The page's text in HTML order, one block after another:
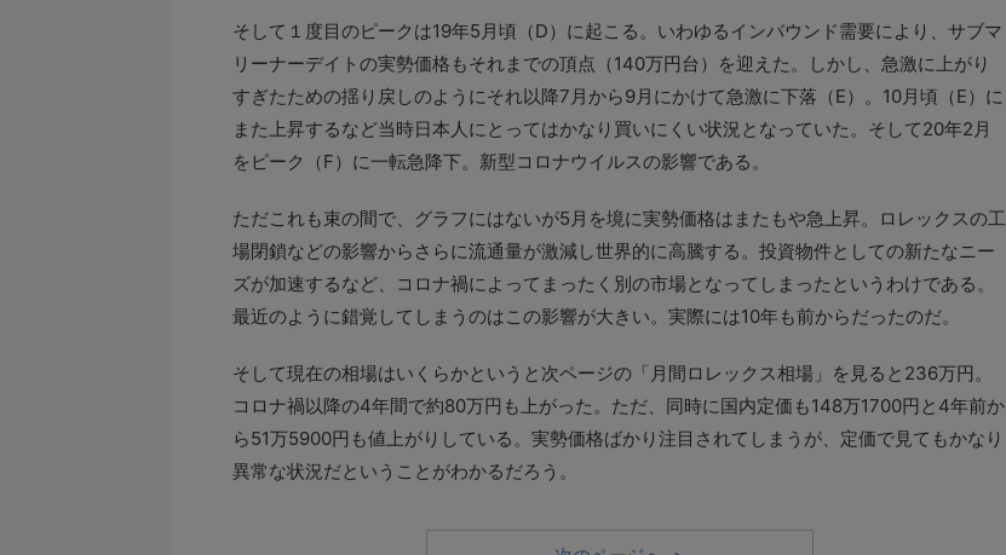
そして１度目のピークは19年5月頃（D）に起こる。いわゆるインバウンド需要により、サブマ
リーナーデイトの実勢価格もそれまでの頂点（140万円台）を迎えた。しかし、急激に上がり
すぎたための揺り戻しのようにそれ以降7月から9月にかけて急激に下落（E）。10月頃（E）に
また上昇するなど当時日本人にとってはかなり買いにくい状況となっていた。そして20年2月
をピーク（F）に一転急降下。新型コロナウイルスの影響である。
ただこれも束の間で、グラフにはないが5月を境に実勢価格はまたもや急上昇。ロレックスの工
場閉鎖などの影響からさらに流通量が激減し世界的に高騰する。投資物件としての新たなニー
ズが加速するなど、コロナ禍によってまったく別の市場となってしまったというわけである。
最近のように錯覚してしまうのはこの影響が大きい。実際には10年も前からだったのだ。
そして現在の相場はいくらかというと次ページの「月間ロレックス相場」を見ると236万円。
コロナ禍以降の4年間で約80万円も上がった。ただ、同時に国内定価も148万1700円と4年前か
ら51万5900円も値上がりしている。実勢価格ばかり注目されてしまうが、定価で見てもかなり
異常な状況だということがわかるだろう。